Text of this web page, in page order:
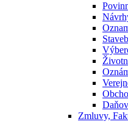
Zmluvy,